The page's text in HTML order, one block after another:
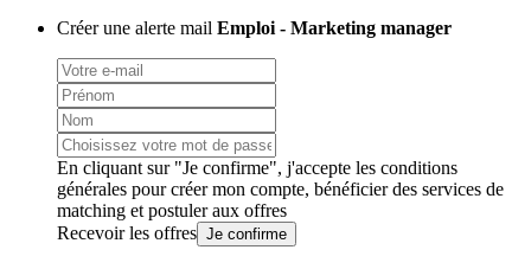
Créer une alerte mail Emploi - Marketing manager
En cliquant sur "Je confirme", j'accepte les conditions
générales pour créer mon compte, bénéficier des services de
matching et postuler aux offres
Recevoir les offres Je confirme